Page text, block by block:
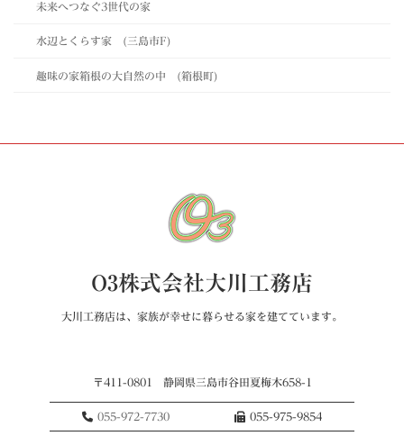
未来へつなぐ3世代の家
水辺とくらす家 (三島市F)
趣味の家箱根の大自然の中 (箱根町)
O3株式会社大川工務店
大川工務店は、家族が幸せに暮らせる家を建てています。
〒411-0801 静岡県三島市谷田夏梅木658-1
055-972-7730 055-975-9854